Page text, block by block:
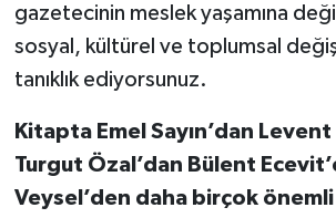
gazetecinin meslek yaşamına
sosyal, kültürel ve toplumsal
tanıklık ediyorsunuz.
Kitapta Emel Sayın’dan Levent
Turgut Özal’dan Bülent
Veysel’den daha birçok